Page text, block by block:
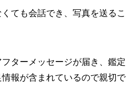
ても会話でき、写真を送るこ
ターメッセージが届き、鑑定
報が含まれているので親切で